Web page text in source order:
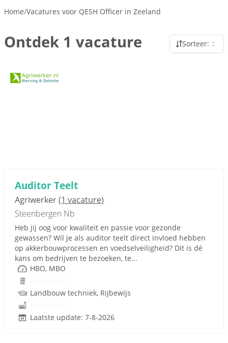
Home/Vacatures voor QESH Officer in Zeeland
Ontdek 1 vacature Sorteer:
Auditor Teelt
Agriwerker(1 vacature)
Steenbergen Nb
Heb jij oog voor kwaliteit en passie voor gezonde
gewassen? Wil je als auditor teelt direct invloed hebben
op akkerbouwprocessen en voedselveiligheid? Dit is dé
kans om bedrijven te bezoeken, te...
HBO, MBO
Landbouw techniek, Rijbewijs
Laatste update: 7-8-2026